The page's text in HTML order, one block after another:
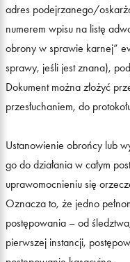
adres podejrzanego/
numerem wpisu na listę
obrony w sprawie karnej”
sprawy, jeśli jest znana),
Dokument można złożyć
przesłuchaniem, do
Ustanowienie obrońcy lub
go do działania w całym
uprawomocnieniu się
Oznacza to, że jedno
postępowania – od
pierwszej instancji,